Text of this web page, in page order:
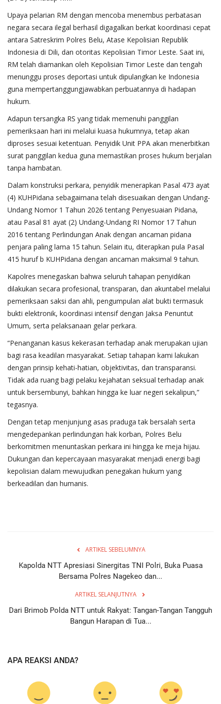
Upaya pelarian RM dengan mencoba menembus perbatasan
negara secara ilegal berhasil digagalkan berkat koordinasi cepat
antara Satreskrim Polres Belu, Atase Kepolisian Republik
Indonesia di Dili, dan otoritas Kepolisian Timor Leste. Saat ini,
RM telah diamankan oleh Kepolisian Timor Leste dan tengah
menunggu proses deportasi untuk dipulangkan ke Indonesia
guna mempertanggungjawabkan perbuatannya di hadapan
hukum.
Adapun tersangka RS yang tidak memenuhi panggilan
pemeriksaan hari ini melalui kuasa hukumnya, tetap akan
diproses sesuai ketentuan. Penyidik Unit PPA akan menerbitkan
surat panggilan kedua guna memastikan proses hukum berjalan
tanpa hambatan.
Dalam konstruksi perkara, penyidik menerapkan Pasal 473 ayat
(4) KUHPidana sebagaimana telah disesuaikan dengan Undang-
Undang Nomor 1 Tahun 2026 tentang Penyesuaian Pidana,
atau Pasal 81 ayat (2) Undang-Undang RI Nomor 17 Tahun
2016 tentang Perlindungan Anak dengan ancaman pidana
penjara paling lama 15 tahun. Selain itu, diterapkan pula Pasal
415 huruf b KUHPidana dengan ancaman maksimal 9 tahun.
Kapolres menegaskan bahwa seluruh tahapan penyidikan
dilakukan secara profesional, transparan, dan akuntabel melalui
pemeriksaan saksi dan ahli, pengumpulan alat bukti termasuk
bukti elektronik, koordinasi intensif dengan Jaksa Penuntut
Umum, serta pelaksanaan gelar perkara.
“Penanganan kasus kekerasan terhadap anak merupakan ujian
bagi rasa keadilan masyarakat. Setiap tahapan kami lakukan
dengan prinsip kehati-hatian, objektivitas, dan transparansi.
Tidak ada ruang bagi pelaku kejahatan seksual terhadap anak
untuk bersembunyi, bahkan hingga ke luar negeri sekalipun,”
tegasnya.
Dengan tetap menjunjung asas praduga tak bersalah serta
mengedepankan perlindungan hak korban, Polres Belu
berkomitmen menuntaskan perkara ini hingga ke meja hijau.
Dukungan dan kepercayaan masyarakat menjadi energi bagi
kepolisian dalam mewujudkan penegakan hukum yang
berkeadilan dan humanis.
ARTIKEL SEBELUMNYA
Kapolda NTT Apresiasi Sinergitas TNI Polri, Buka Puasa
Bersama Polres Nagekeo dan...
ARTIKEL SELANJUTNYA
Dari Brimob Polda NTT untuk Rakyat: Tangan-Tangan Tangguh
Bangun Harapan di Tua...
APA REAKSI ANDA?